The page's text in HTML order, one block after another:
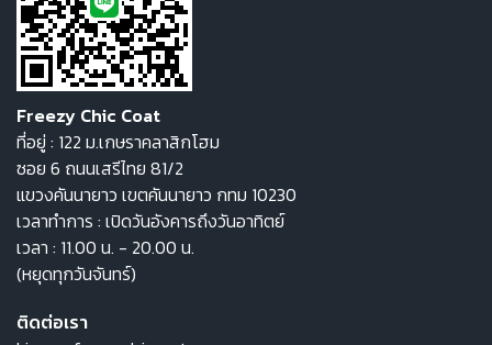
Freezy Chic Coat
ที่อยู่ : 122 ม.เกษราคลาสิกโฮม
ซอย 6 ถนนเสรีไทย 81/2
แขวงคันนายาว เขตคันนายาว กทม 10230
เวลาทำการ : เปิดวันอังคารถึงวันอาทิตย์
เวลา : 11.00 น. - 20.00 น.
(หยุดทุกวันจันทร์)
ติดต่อเรา